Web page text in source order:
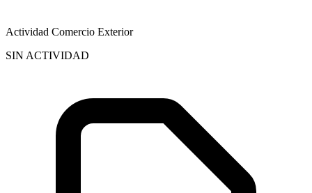
Actividad Comercio Exterior
SIN ACTIVIDAD